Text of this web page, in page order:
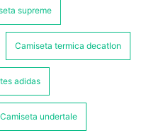
supreme
Camiseta termica decatlon
adidas
Camiseta undertale